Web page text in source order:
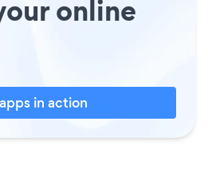
online
in action